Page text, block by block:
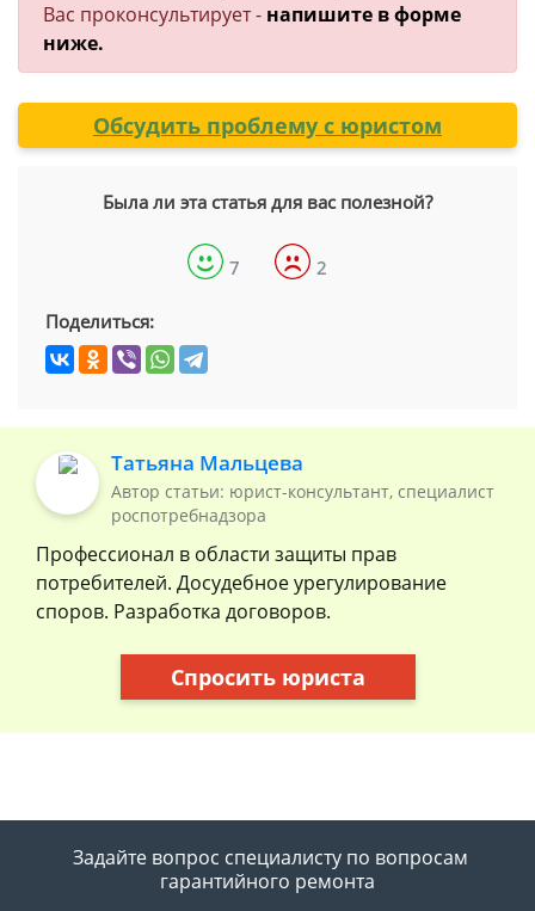
Вас проконсультирует - напишите в форме
ниже.
Обсудить проблему с юристом
Была ли эта статья для вас полезной?
7 2
Поделиться:
Татьяна Мальцева
Автор статьи: юрист-консультант, специалист
роспотребнадзора
Профессионал в области защиты прав
потребителей. Досудебное урегулирование
споров. Разработка договоров.
Спросить юриста
Задайте вопрос специалисту по вопросам
гарантийного ремонта